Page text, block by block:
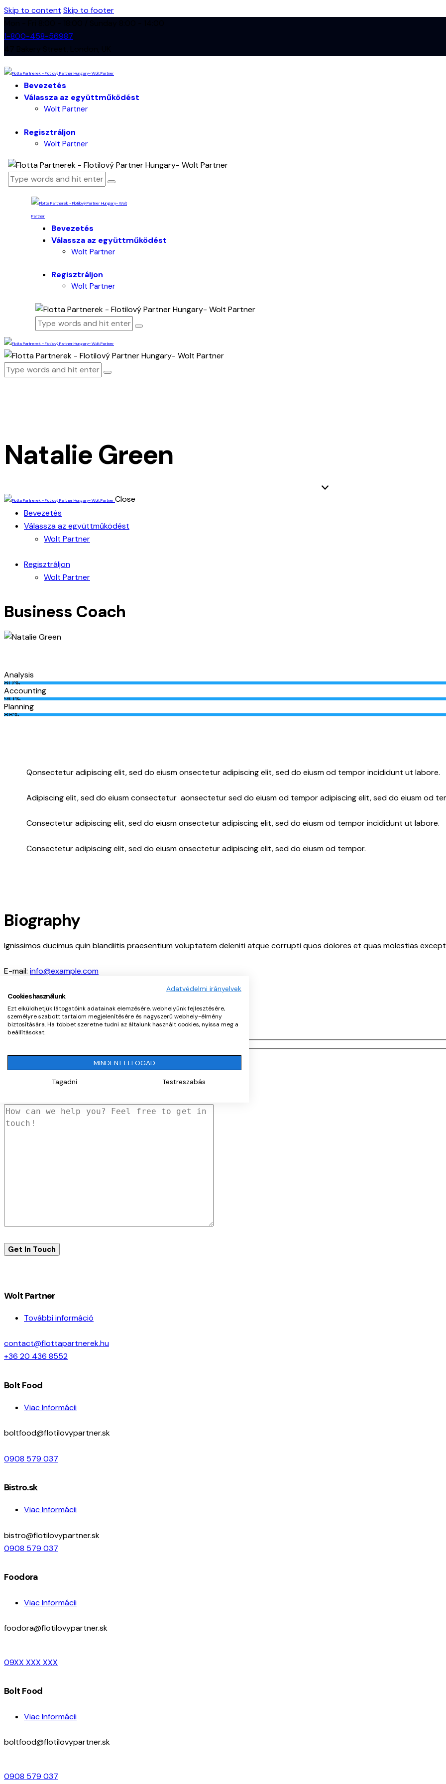
Skip to content Skip to footer
1-800-458-56987
Bevezetés
Válassza az együttműködést
Wolt Partner
Regisztráljon
Wolt Partner
Bevezetés
Válassza az együttműködést
Wolt Partner
Regisztráljon
Wolt Partner
Natalie Green
Close
Bevezetés
Válassza az együttműködést
Wolt Partner
Regisztráljon
Wolt Partner
Business Coach
Analysis
80%
Accounting
90%
Planning
88%
Qonsectetur adipiscing elit, sed do eiusm onsectetur adipiscing elit, sed do eiusm od tempor incididunt ut labore.
Adipiscing elit, sed do eiusm consectetur aonsectetur sed do eiusm od tempor adipiscing elit, sed do eiusm od
Consectetur adipiscing elit, sed do eiusm onsectetur adipiscing elit, sed do eiusm od tempor incididunt ut labore.
Consectetur adipiscing elit, sed do eiusm onsectetur adipiscing elit, sed do eiusm od tempor.
Biography
Ignissimos ducimus quin blandiitis praesentium voluptatem deleniti atque corrupti quos dolores et quas molestias
E-mail: info@example.com
Contact Form
Wolt Partner
További információ
contact@flottapartnerek.hu
+36 20 436 8552
Bolt Food
Viac Informácii
boltfood@flotilovypartner.sk
0908 579 037
Bistro.sk
Viac Informácii
bistro@flotilovypartner.sk
0908 579 037
Foodora
Viac Informácii
foodora@flotilovypartner.sk
09XX XXX XXX
Bolt Food
Viac Informácii
boltfood@flotilovypartner.sk
0908 579 037
Adatvédelmi irányelvek
Cookies használunk
Ezt elküldhetjük látogatóink adatainak elemzésére, webhelyünk fejlesztésére,
személyre szabott tartalom megjelenítésére és nagyszerű webhely-élmény
biztosítására. Ha többet szeretne tudni az általunk használt cookies, nyissa meg a
beállításokat.
MINDENT ELFOGAD
Tagadni Testreszabás